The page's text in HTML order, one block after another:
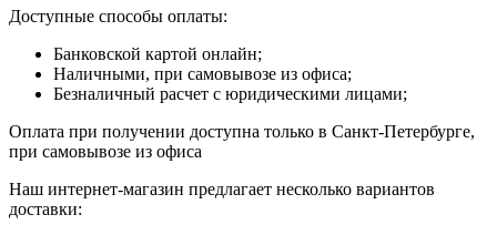
Доступные способы оплаты:
Банковской картой онлайн;
Наличными, при самовывозе из офиса;
Безналичный расчет с юридическими лицами;
Оплата при получении доступна только в Санкт-Петербурге,
при самовывозе из офиса
Наш интернет-магазин предлагает несколько вариантов
доставки: